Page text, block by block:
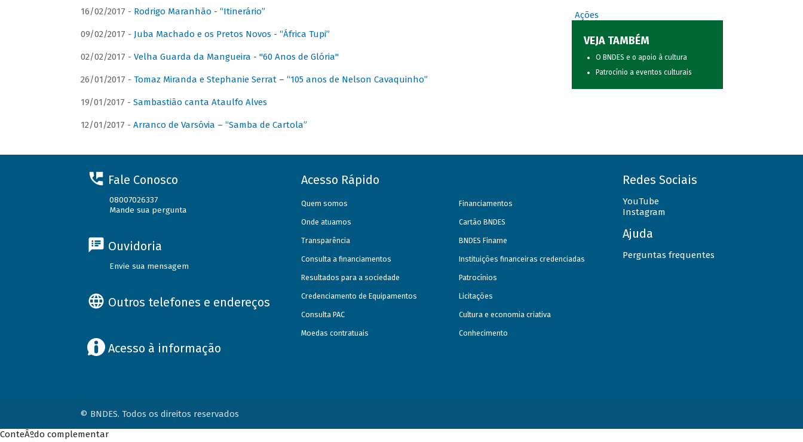
16/02/2017 - Rodrigo Maranhão - “Itinerário”
09/02/2017 - Juba Machado e os Pretos Novos - “África Tupi”
02/02/2017 - Velha Guarda da Mangueira - "60 Anos de Glória"
26/01/2017 - Tomaz Miranda e Stephanie Serrat – “105 anos de Nelson Cavaquinho”
19/01/2017 - Sambastião canta Ataulfo Alves
12/01/2017 - Arranco de Varsóvia – “Samba de Cartola”
Ações
VEJA TAMBÉM
O BNDES e o apoio à cultura
Patrocínio a eventos culturais
Fale Conosco
08007026337
Mande sua pergunta
Ouvidoria
Envie sua mensagem
Outros telefones e endereços
Acesso à informação
Acesso Rápido
Quem somos
Onde atuamos
Transparência
Consulta a financiamentos
Resultados para a sociedade
Credenciamento de Equipamentos
Consulta PAC
Moedas contratuais
Financiamentos
Cartão BNDES
BNDES Finame
Instituições financeiras credenciadas
Patrocínios
Licitações
Cultura e economia criativa
Conhecimento
Redes Sociais
YouTube
Instagram
Ajuda
Perguntas frequentes
© BNDES. Todos os direitos reservados
ConteÃºdo complementar